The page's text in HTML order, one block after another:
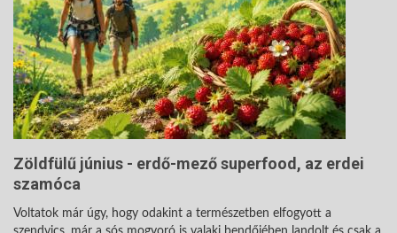
Zöldfülű június - erdő-mező superfood, az erdei
szamóca
Voltatok már úgy, hogy odakint a természetben elfogyott a